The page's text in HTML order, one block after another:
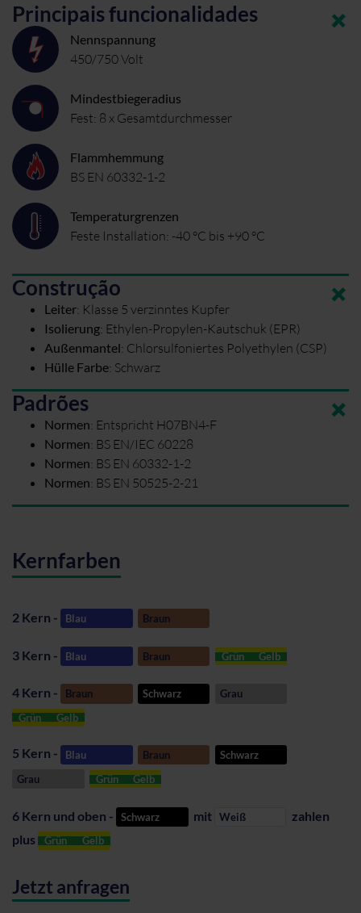
Principais funcionalidades
Nennspannung
450/750 Volt
Mindestbiegeradius
Fest: 8 x Gesamtdurchmesser
Flammhemmung
BS EN 60332-1-2
Temperaturgrenzen
Feste Installation: -40 °C bis +90 °C
Construção
Leiter: Klasse 5 verzinntes Kupfer
Isolierung: Ethylen-Propylen-Kautschuk (EPR)
Außenmantel: Chlorsulfoniertes Polyethylen (CSP)
Hülle Farbe: Schwarz
Padrões
Normen: Entspricht H07BN4-F
Normen: BS EN/IEC 60228
Normen: BS EN 60332-1-2
Normen: BS EN 50525-2-21
Kernfarben
2 Kern - Blau Braun
3 Kern - Blau Braun Grün Gelb
4 Kern - Braun Schwarz
Grau
Grün
Gelb
5 Kern - Blau Braun
Schwarz
Grau
Grün Gelb
6 Kern und oben - Schwarz mit Weiß
zahlen
plus
Grün Gelb
Jetzt anfragen